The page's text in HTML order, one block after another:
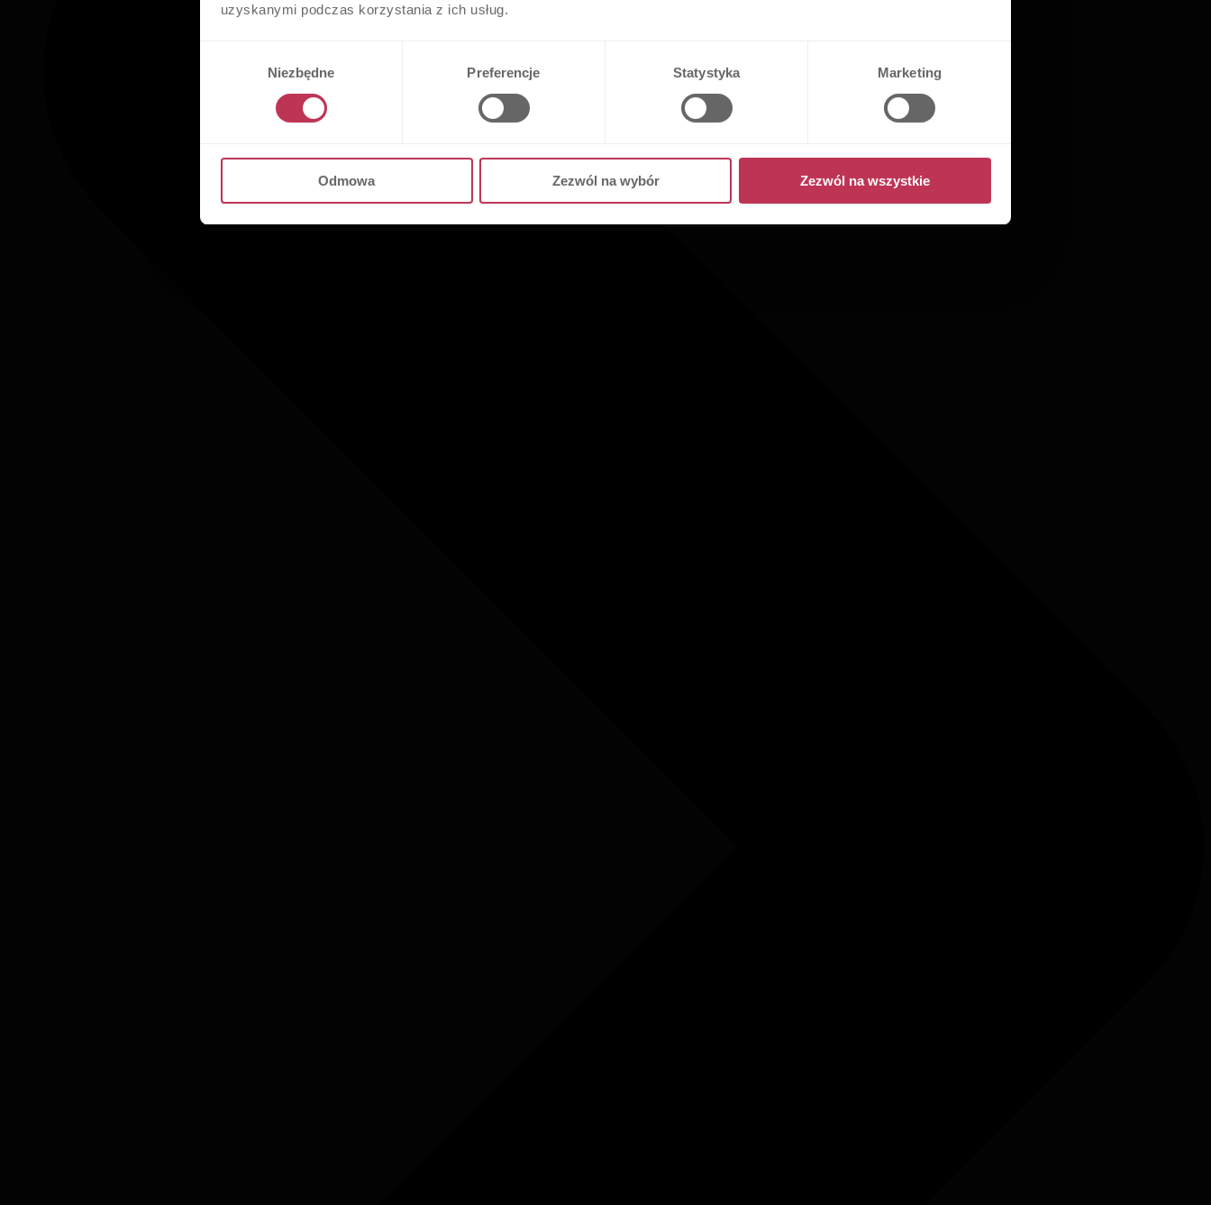
uzyskanymi podczas korzystania z ich usług.
Niezbędne Preferencje Statystyka Marketing
Odmowa Zezwól na wybór Zezwól na wszystkie